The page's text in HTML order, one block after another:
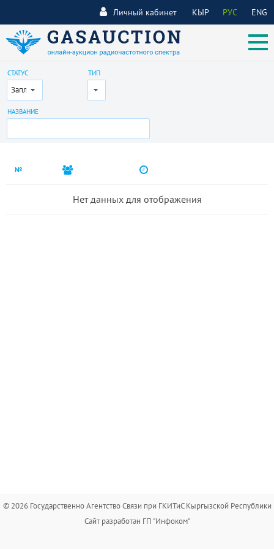
КЫР РУС ENG
Личный кабинет
СТАТУС
Запланирован
ТИП
Все
НАЗВАНИЕ
№
Нет данных для отображения
© 2026 Государственно Агентство Связи при ГКИТиС Кыргызской Республики
Сайт разработан ГП "Инфоком"